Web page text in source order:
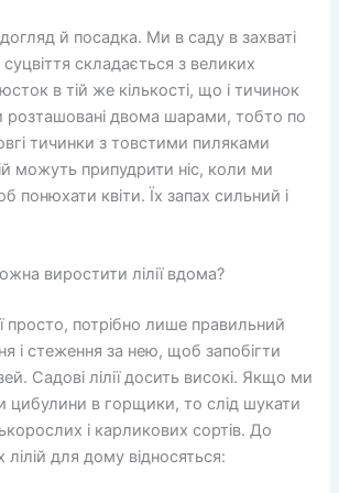
й посадка. Ми в саду в захваті
суцвіття складається з великих
в тій же кількості, що і тичинок
двома шарами, тобто по
тичинки з товстими пиляками
можуть припудрити ніс, коли ми
понюхати квіти. Їх запах сильний і
виростити лілії вдома?
просто, потрібно лише правильний
і стеження за нею, щоб запобігти
Садові лілії досить високі. Якщо ми
цибулини в горщики, то слід шукати
і карликових сортів. До
лілій для дому відносяться: